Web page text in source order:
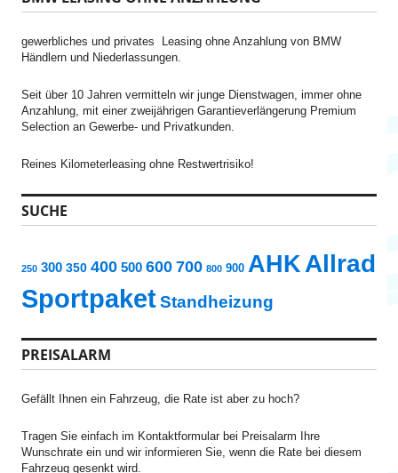
n
a
c
:
gewerbliches und privates Leasing ohne Anzahlung von BMW
Händlern und Niederlassungen.
Seit über 10 Jahren vermitteln wir junge Dienstwagen, immer ohne
Anzahlung, mit einer zweijährigen Garantieverlängerung Premium
Selection an Gewerbe- und Privatkunden.
Reines Kilometerleasing ohne Restwertrisiko!
SUCHE
250 300 350 400 500 600 700 800 900 AHKAllrad
SportpaketStandheizung
PREISALARM
Gefällt Ihnen ein Fahrzeug, die Rate ist aber zu hoch?
Tragen Sie einfach im Kontaktformular bei Preisalarm Ihre
Wunschrate ein und wir informieren Sie, wenn die Rate bei diesem
Fahrzeug gesenkt wird.